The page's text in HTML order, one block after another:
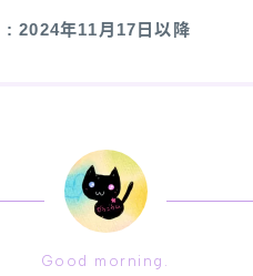
: 2024年11月17日以降
Good morning.